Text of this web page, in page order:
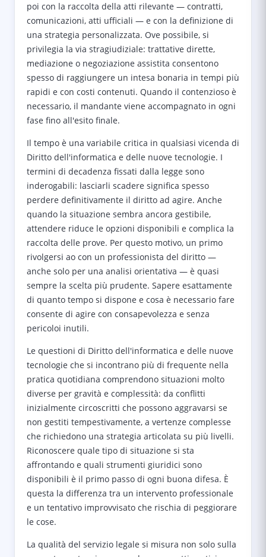
poi con la raccolta della atti rilevante — contratti,
comunicazioni, atti ufficiali — e con la definizione di
una strategia personalizzata. Ove possibile, si
privilegia la via stragiudiziale: trattative dirette,
mediazione o negoziazione assistita consentono
spesso di raggiungere un intesa bonaria in tempi più
rapidi e con costi contenuti. Quando il contenzioso è
necessario, il mandante viene accompagnato in ogni
fase fino all'esito finale.
Il tempo è una variabile critica in qualsiasi vicenda di
Diritto dell'informatica e delle nuove tecnologie. I
termini di decadenza fissati dalla legge sono
inderogabili: lasciarli scadere significa spesso
perdere definitivamente il diritto ad agire. Anche
quando la situazione sembra ancora gestibile,
attendere riduce le opzioni disponibili e complica la
raccolta delle prove. Per questo motivo, un primo
rivolgersi ao con un professionista del diritto —
anche solo per una analisi orientativa — è quasi
sempre la scelta più prudente. Sapere esattamente
di quanto tempo si dispone e cosa è necessario fare
consente di agire con consapevolezza e senza
pericoloi inutili.
Le questioni di Diritto dell'informatica e delle nuove
tecnologie che si incontrano più di frequente nella
pratica quotidiana comprendono situazioni molto
diverse per gravità e complessità: da conflitti
inizialmente circoscritti che possono aggravarsi se
non gestiti tempestivamente, a vertenze complesse
che richiedono una strategia articolata su più livelli.
Riconoscere quale tipo di situazione si sta
affrontando e quali strumenti giuridici sono
disponibili è il primo passo di ogni buona difesa. È
questa la differenza tra un intervento professionale
e un tentativo improvvisato che rischia di peggiorare
le cose.
La qualità del servizio legale si misura non solo sulla